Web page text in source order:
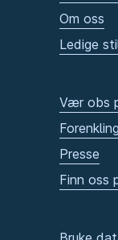
Om oss
Ledige
Vær obs
Presse
Finn oss